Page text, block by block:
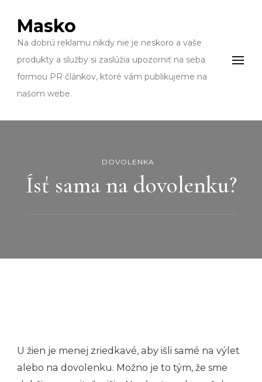
Masko
Na dobrú reklamu nikdy nie je neskoro a vaše
produkty a služby si zaslúžia upozorniť na seba
formou PR článkov, ktoré vám publikujeme na
našom webe.
DOVOLENKA
Ísť sama na dovolenku?
U žien je menej zriedkavé, aby išli samé na výlet
alebo na dovolenku. Možno je to tým, že sme